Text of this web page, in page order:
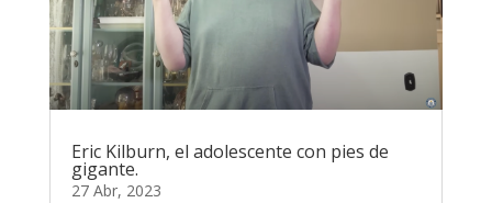
Eric Kilburn, el adolescente con pies de
gigante.
27 Abr, 2023